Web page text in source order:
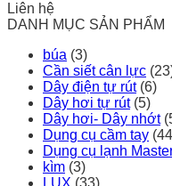
Liên hệ
DANH MỤC SẢN PHẨM
búa (3)
Cần siết cân lực
Dây điện tự rút (6)
Dây hơi tự rút (5)
Dây hơi- Dây nhớt
Dụng cụ cầm tay
Dụng cụ lạnh
kìm (3)
LUX (33)